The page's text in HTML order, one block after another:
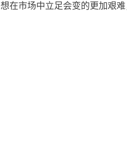
想在市场中立足会变的更加艰